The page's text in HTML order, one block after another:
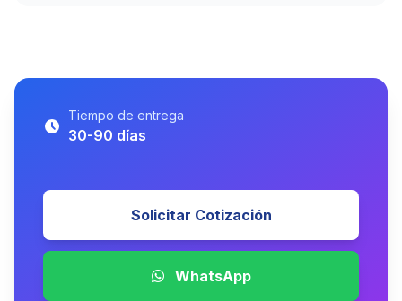
Tiempo de entrega
30-90 días
Solicitar Cotización
WhatsApp